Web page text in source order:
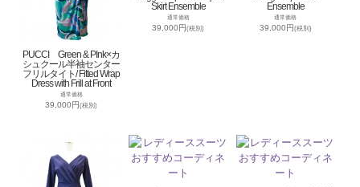
PUCCI Green & PInk×カ
シュクール半袖センター
フリルタイト/ Fitted Wrap
Dress with Frill at Front
通常価格
39,000円(税別)
Skirt Ensemble
通常価格
39,000円(税別)
Ensemble
通常価格
39,000円(税別)